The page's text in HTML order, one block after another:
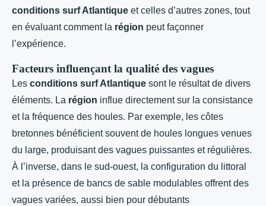
conditions surf Atlantique et celles d’autres zones, tout
en évaluant comment la région peut façonner
l’expérience.
Facteurs influençant la qualité des vagues
Les conditions surf Atlantique sont le résultat de divers
éléments. La région influe directement sur la consistance
et la fréquence des houles. Par exemple, les côtes
bretonnes bénéficient souvent de houles longues venues
du large, produisant des vagues puissantes et régulières.
À l’inverse, dans le sud-ouest, la configuration du littoral
et la présence de bancs de sable modulables offrent des
vagues variées, aussi bien pour débutants